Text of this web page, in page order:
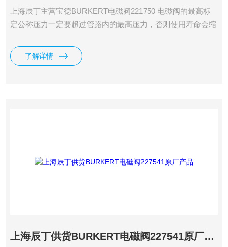
上海辰丁主营宝德BURKERT电磁阀221750 电磁阀的最高标
定公称压力一定要超过管路内的最高压力，否则使用寿命会缩
了解详情
上海辰丁供货BURKERT电磁阀227541原厂产品